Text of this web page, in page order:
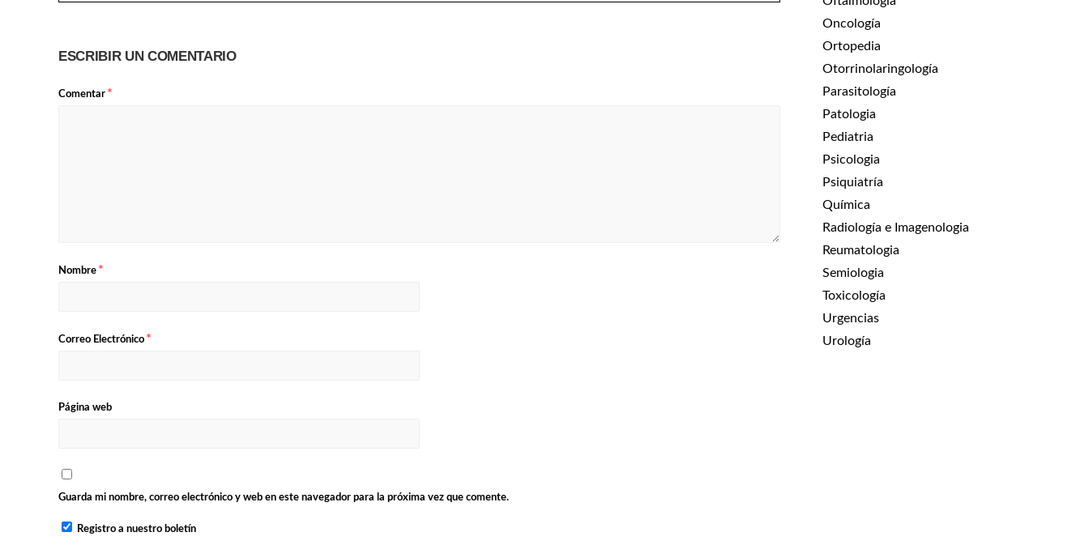
ESCRIBIR UN COMENTARIO
Comentar *
Nombre *
Correo Electrónico *
Página web
Guarda mi nombre, correo electrónico y web en este navegador para la próxima vez que comente.
Registro a nuestro boletín
Oncología
Ortopedia
Otorrinolaringología
Parasitología
Patologia
Pediatria
Psicologia
Psiquiatría
Química
Radiología e Imagenologia
Reumatologia
Semiologia
Toxicología
Urgencias
Urología